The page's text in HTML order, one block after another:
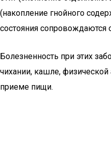
(накопление гнойного
состояния сопровождаются
Болезненность при этих
чихании, кашле,
приеме пищи.